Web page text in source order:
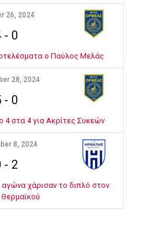
26, 2024
- 0
ο Παύλος Μελάς
28, 2024
- 0
4 στα 4 για Ακρίτες Συκεών
8, 2024
- 2
χάρισαν το διπλό στον